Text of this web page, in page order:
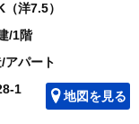
（洋7.5）
/1階
アパート
1 地図を見る